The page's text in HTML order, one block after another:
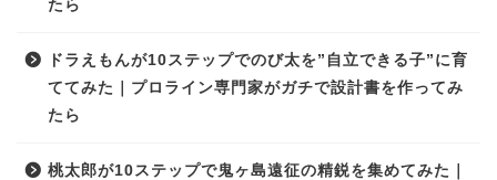
たら
ドラえもんが10ステップでのび太を”自立できる子”に育
ててみた｜プロライン専門家がガチで設計書を作ってみ
たら
桃太郎が10ステップで鬼ヶ島遠征の精鋭を集めてみた｜